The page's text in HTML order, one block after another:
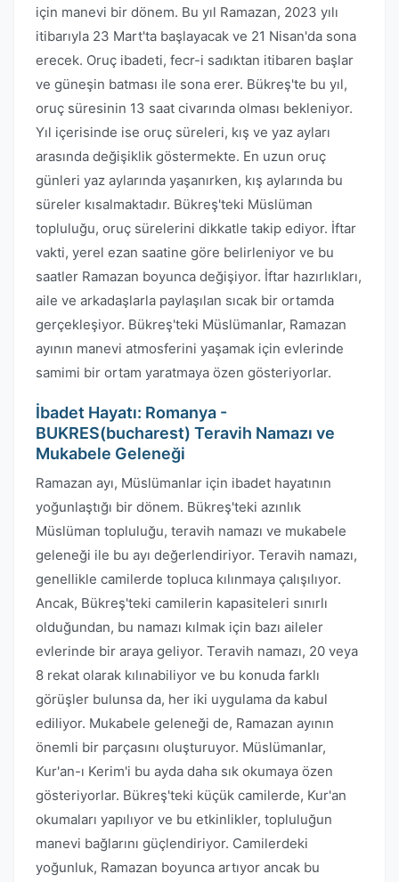
için manevi bir dönem. Bu yıl Ramazan, 2023 yılı
itibarıyla 23 Mart'ta başlayacak ve 21 Nisan'da sona
erecek. Oruç ibadeti, fecr-i sadıktan itibaren başlar
ve güneşin batması ile sona erer. Bükreş'te bu yıl,
oruç süresinin 13 saat civarında olması bekleniyor.
Yıl içerisinde ise oruç süreleri, kış ve yaz ayları
arasında değişiklik göstermekte. En uzun oruç
günleri yaz aylarında yaşanırken, kış aylarında bu
süreler kısalmaktadır. Bükreş'teki Müslüman
topluluğu, oruç sürelerini dikkatle takip ediyor. İftar
vakti, yerel ezan saatine göre belirleniyor ve bu
saatler Ramazan boyunca değişiyor. İftar hazırlıkları,
aile ve arkadaşlarla paylaşılan sıcak bir ortamda
gerçekleşiyor. Bükreş'teki Müslümanlar, Ramazan
ayının manevi atmosferini yaşamak için evlerinde
samimi bir ortam yaratmaya özen gösteriyorlar.
İbadet Hayatı: Romanya -
BUKRES(bucharest) Teravih Namazı ve
Mukabele Geleneği
Ramazan ayı, Müslümanlar için ibadet hayatının
yoğunlaştığı bir dönem. Bükreş'teki azınlık
Müslüman topluluğu, teravih namazı ve mukabele
geleneği ile bu ayı değerlendiriyor. Teravih namazı,
genellikle camilerde topluca kılınmaya çalışılıyor.
Ancak, Bükreş'teki camilerin kapasiteleri sınırlı
olduğundan, bu namazı kılmak için bazı aileler
evlerinde bir araya geliyor. Teravih namazı, 20 veya
8 rekat olarak kılınabiliyor ve bu konuda farklı
görüşler bulunsa da, her iki uygulama da kabul
ediliyor. Mukabele geleneği de, Ramazan ayının
önemli bir parçasını oluşturuyor. Müslümanlar,
Kur'an-ı Kerim'i bu ayda daha sık okumaya özen
gösteriyorlar. Bükreş'teki küçük camilerde, Kur'an
okumaları yapılıyor ve bu etkinlikler, topluluğun
manevi bağlarını güçlendiriyor. Camilerdeki
yoğunluk, Ramazan boyunca artıyor ancak bu